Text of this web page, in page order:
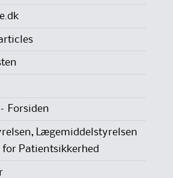
Forsiden
Lægemiddelstyrelsen
for Patientsikkerhed